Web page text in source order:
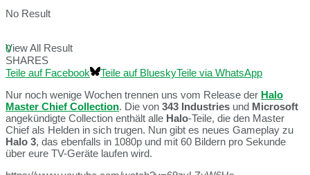
No Result
View All Result
0
SHARES
Teile auf Facebook
Teile auf BlueskyTeile via WhatsApp
Nur noch wenige Wochen trennen uns vom Release der Halo
Master Chief Collection. Die von 343 Industries und Microsoft
angekündigte Collection enthält alle Halo-Teile, die den Master
Chief als Helden in sich trugen. Nun gibt es neues Gameplay zu
Halo 3, das ebenfalls in 1080p und mit 60 Bildern pro Sekunde
über eure TV-Geräte laufen wird.